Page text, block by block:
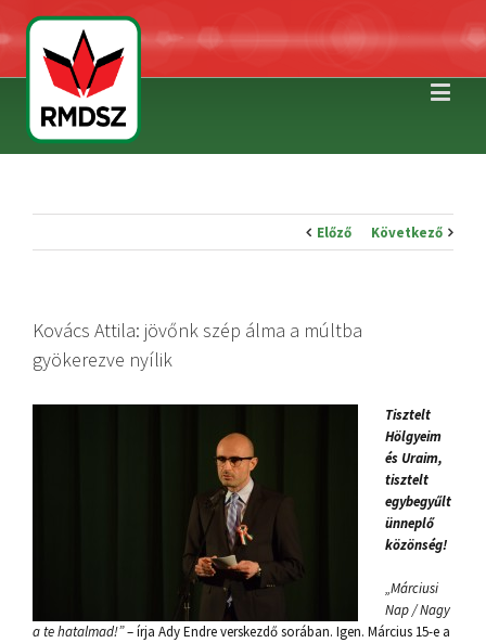
Előző Következő
Kovács Attila: jövőnk szép álma a múltba
gyökerezve nyílik
Tisztelt
Hölgyeim
és Uraim,
tisztelt
egybegyűlt
ünneplő
közönség!
„Márciusi
Nap / Nagy
a te hatalmad!”– írja Ady Endre verskezdő sorában. Igen. Március 15-e a